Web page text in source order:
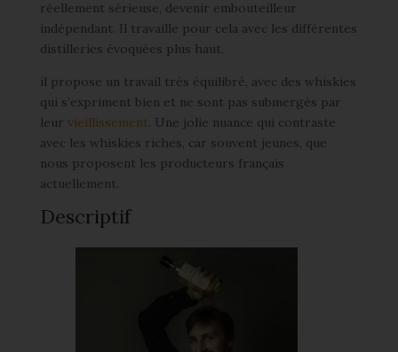
réellement sérieuse, devenir embouteilleur
indépendant. Il travaille pour cela avec les différentes
distilleries évoquées plus haut.
il propose un travail très équilibré, avec des whiskies
qui s’expriment bien et ne sont pas submergés par
leur vieillissement . Une jolie nuance qui contraste
avec les whiskies riches, car souvent jeunes, que
nous proposent les producteurs français
actuellement.
Descriptif